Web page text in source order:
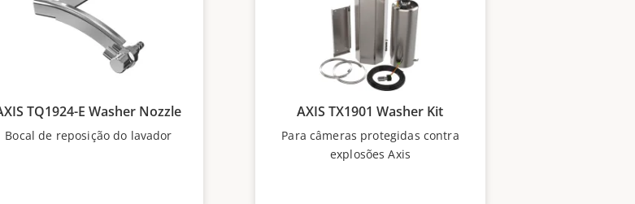
TQ1924-E Washer Nozzle
Bocal de reposição do lavador
AXIS TX1901 Washer Kit
Para câmeras protegidas contra
explosões Axis